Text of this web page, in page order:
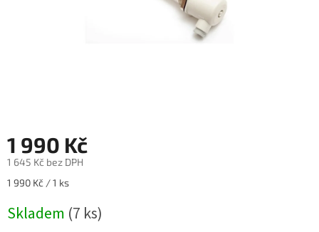
1 990 Kč
1 645 Kč bez DPH
Měrná
1 990 Kč / 1 ks
Skladem (7 ks)